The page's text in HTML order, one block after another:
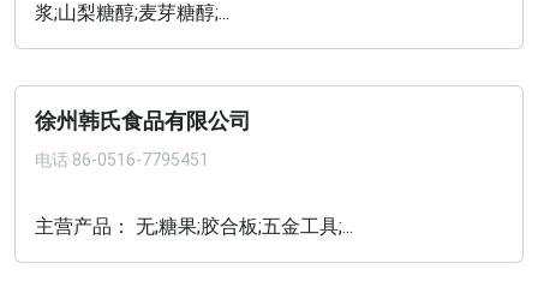
浆;山梨糖醇;麦芽糖醇;...
徐州韩氏食品有限公司
电话 86-0516-7795451
主营产品： 无;糖果;胶合板;五金工具;...